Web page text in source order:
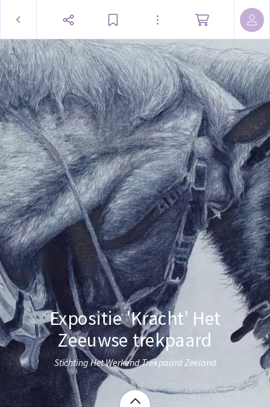
Expositie 'Kracht' Het
Zeeuwse trekpaard
Stichting Het Werkend Trekpaard Zeeland